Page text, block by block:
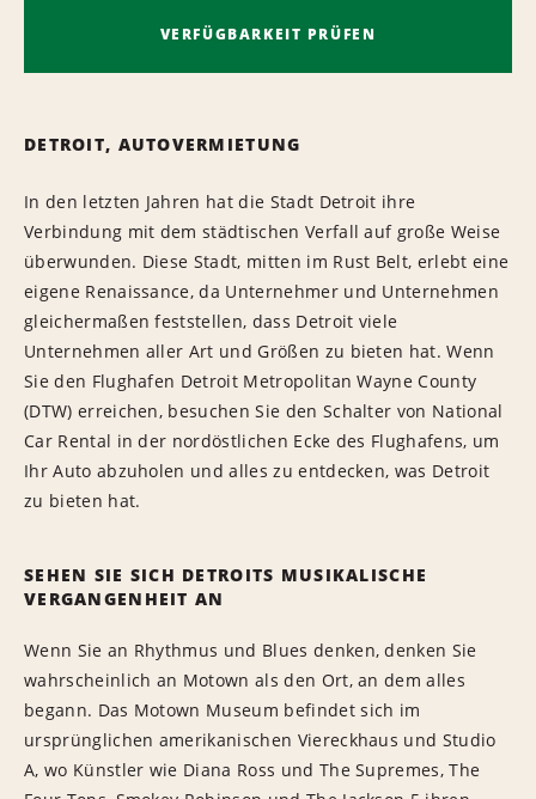
VERFÜGBARKEIT PRÜFEN
DETROIT, AUTOVERMIETUNG
In den letzten Jahren hat die Stadt Detroit ihre
Verbindung mit dem städtischen Verfall auf große Weise
überwunden. Diese Stadt, mitten im Rust Belt, erlebt eine
eigene Renaissance, da Unternehmer und Unternehmen
gleichermaßen feststellen, dass Detroit viele
Unternehmen aller Art und Größen zu bieten hat. Wenn
Sie den Flughafen Detroit Metropolitan Wayne County
(DTW) erreichen, besuchen Sie den Schalter von National
Car Rental in der nordöstlichen Ecke des Flughafens, um
Ihr Auto abzuholen und alles zu entdecken, was Detroit
zu bieten hat.
SEHEN SIE SICH DETROITS MUSIKALISCHE
VERGANGENHEIT AN
Wenn Sie an Rhythmus und Blues denken, denken Sie
wahrscheinlich an Motown als den Ort, an dem alles
begann. Das Motown Museum befindet sich im
ursprünglichen amerikanischen Viereckhaus und Studio
A, wo Künstler wie Diana Ross und The Supremes, The